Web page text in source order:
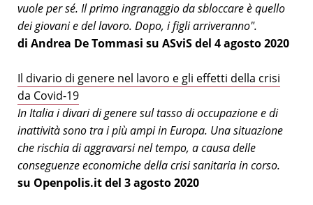
vuole per sé. Il primo ingranaggio da sbloccare è quello
dei giovani e del lavoro. Dopo, i figli arriveranno".
di Andrea De Tommasi su ASviS del 4 agosto 2020
Il divario di genere nel lavoro e gli effetti della crisi
da Covid-19
In Italia i divari di genere sul tasso di occupazione e di
inattività sono tra i più ampi in Europa. Una situazione
che rischia di aggravarsi nel tempo, a causa delle
conseguenze economiche della crisi sanitaria in corso.
su Openpolis.it del 3 agosto 2020